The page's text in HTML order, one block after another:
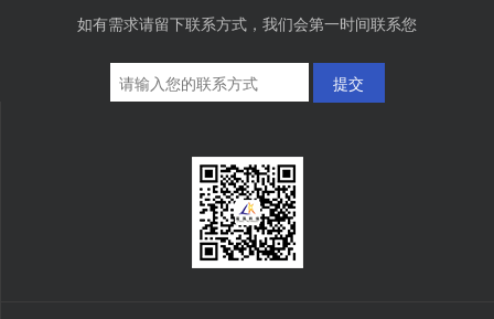
如有需求请留下联系方式，我们会第一时间联系您
提交